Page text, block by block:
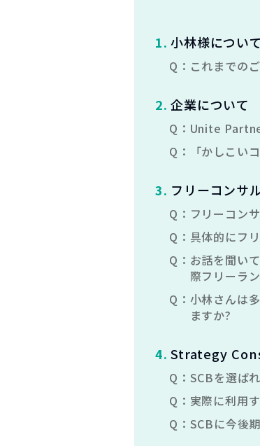
1. 小林様について
Q： これまでの
2. 企業について
Q： Unite
Q：
「かしこい
3. フリーコンサ
Q： フリーコン
Q： 具体的にフ
Q： お話を聞い
際フリーラ
Q： 小林さんは
ますか?
4. Strategy
Q： SCBを選ば
Q： 実際に利用
Q： SCBに今後